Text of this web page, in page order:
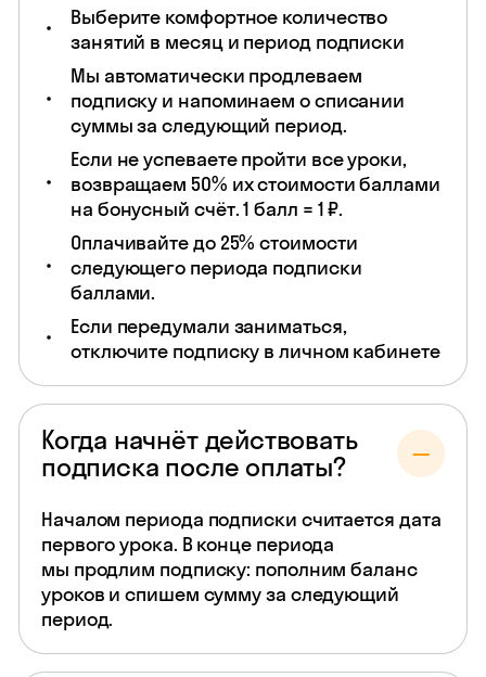
Выберите комфортное количество
занятий в месяц и период подписки
Мы автоматически продлеваем
подписку и напоминаем о списании
суммы за следующий период.
Если не успеваете пройти все уроки,
возвращаем 50% их стоимости баллами
на бонусный счёт. 1 балл = 1 ₽.
Оплачивайте до 25% стоимости
следующего периода подписки
баллами.
Если передумали заниматься,
отключите подписку в личном кабинете
Когда начнёт действовать
подписка после оплаты?
Началом периода подписки считается дата
первого урока. В конце периода
мы продлим подписку: пополним баланс
уроков и спишем сумму за следующий
период.